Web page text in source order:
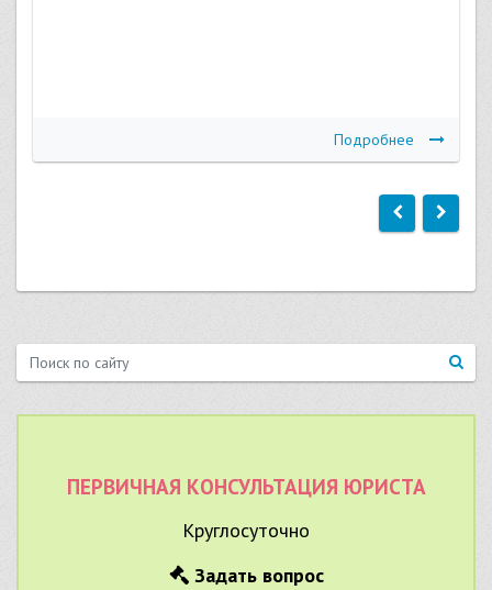
Подробнее
ПЕРВИЧНАЯ КОНСУЛЬТАЦИЯ ЮРИСТА
Круглосуточно
Задать вопрос